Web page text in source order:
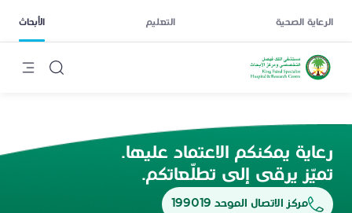
الرعاية الصحية التعليم الأبحاث
رعاية يمكنكم الاعتماد عليها.
تميّز يرقى إلى تطلّعاتكم.
مركز الاتصال الموحد 199019